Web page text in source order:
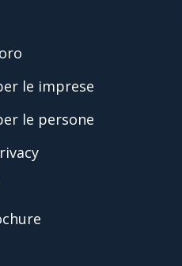
le imprese
le persone